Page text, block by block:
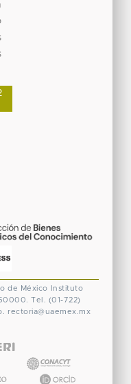
de México
Instituto
Tel. (01-722)
rectoria@uaemex.mx